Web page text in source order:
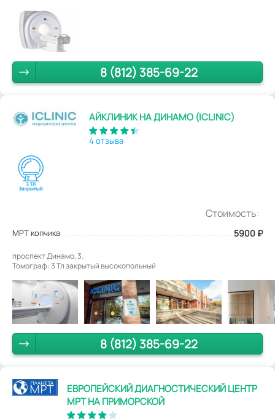
8 (812) 385-69-22
АЙКЛИНИК НА ДИНАМО (ICLINIC)
4 отзыва
Стоимость:
МРТ копчика 5900 ₽
проспект Динамо, 3.
Томограф: 3 Тл закрытый высокопольный
8 (812) 385-69-22
ЕВРОПЕЙСКИЙ ДИАГНОСТИЧЕСКИЙ ЦЕНТР
МРТ НА ПРИМОРСКОЙ